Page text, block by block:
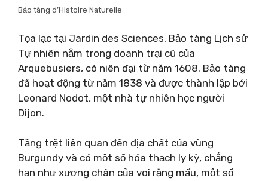
Bảo tàng d’Histoire Naturelle
Tọa lạc tại Jardin des Sciences, Bảo tàng Lịch sử
Tự nhiên nằm trong doanh trại cũ của
Arquebusiers, có niên đại từ năm 1608. Bảo tàng
đã hoạt động từ năm 1838 và được thành lập bởi
Leonard Nodot, một nhà tự nhiên học người
Dijon.
Tầng trệt liên quan đến địa chất của vùng
Burgundy và có một số hóa thạch ly kỳ, chẳng
hạn như xương chân của voi răng mấu, một số